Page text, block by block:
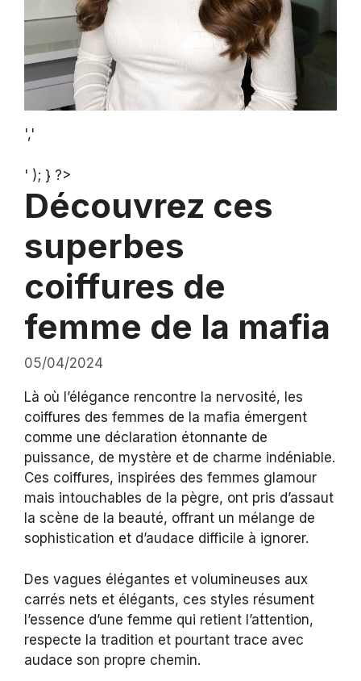
','
' ); } ?>
Découvrez ces
superbes
coiffures de
femme de la mafia
05/04/2024
Là où l’élégance rencontre la nervosité, les
coiffures des femmes de la mafia émergent
comme une déclaration étonnante de
puissance, de mystère et de charme indéniable.
Ces coiffures, inspirées des femmes glamour
mais intouchables de la pègre, ont pris d’assaut
la scène de la beauté, offrant un mélange de
sophistication et d’audace difficile à ignorer.
Des vagues élégantes et volumineuses aux
carrés nets et élégants, ces styles résument
l’essence d’une femme qui retient l’attention,
respecte la tradition et pourtant trace avec
audace son propre chemin.